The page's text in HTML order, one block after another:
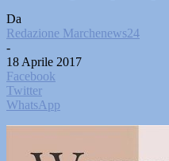
Da
Redazione Marchenews24
-
18 Aprile 2017
Facebook
Twitter
WhatsApp